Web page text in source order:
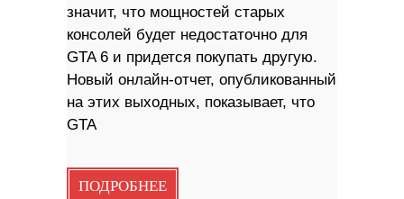
значит, что мощностей старых
консолей будет недостаточно для
GTA 6 и придется покупать другую.
Новый онлайн-отчет, опубликованный
на этих выходных, показывает, что
GTA
ПОДРОБНЕЕ